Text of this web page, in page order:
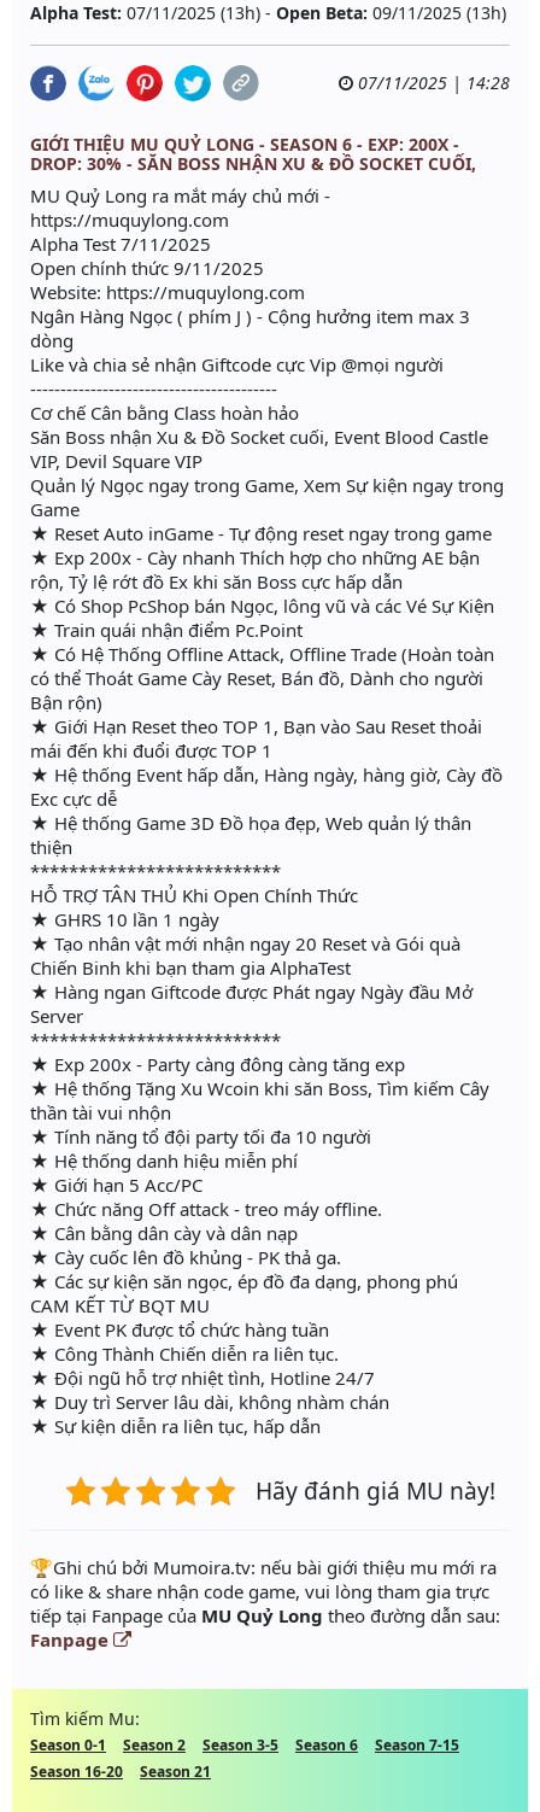
Alpha Test: 07/11/2025 (13h) - Open Beta: 09/11/2025 (13h)
07/11/2025 | 14:28
GIỚI THIỆU MU QUỶ LONG - SEASON 6 - EXP: 200X -
DROP: 30% - SĂN BOSS NHẬN XU & ĐỒ SOCKET CUỐI,
MU Quỷ Long ra mắt máy chủ mới -
https://muquylong.com
Alpha Test 7/11/2025
Open chính thức 9/11/2025
Website: https://muquylong.com
Ngân Hàng Ngọc ( phím J ) - Cộng hưởng item max 3
dòng
Like và chia sẻ nhận Giftcode cực Vip @mọi người
-----------------------------------------
Cơ chế Cân bằng Class hoàn hảo
Săn Boss nhận Xu & Đồ Socket cuối, Event Blood Castle
VIP, Devil Square VIP
Quản lý Ngọc ngay trong Game, Xem Sự kiện ngay trong
Game
★ Reset Auto inGame - Tự động reset ngay trong game
★ Exp 200x - Cày nhanh Thích hợp cho những AE bận
rộn, Tỷ lệ rớt đồ Ex khi săn Boss cực hấp dẫn
★ Có Shop PcShop bán Ngọc, lông vũ và các Vé Sự Kiện
★ Train quái nhận điểm Pc.Point
★ Có Hệ Thống Offline Attack, Offline Trade (Hoàn toàn
có thể Thoát Game Cày Reset, Bán đồ, Dành cho người
Bận rộn)
★ Giới Hạn Reset theo TOP 1, Bạn vào Sau Reset thoải
mái đến khi đuổi được TOP 1
★ Hệ thống Event hấp dẫn, Hàng ngày, hàng giờ, Cày đồ
Exc cực dễ
★ Hệ thống Game 3D Đồ họa đẹp, Web quản lý thân
thiện
**************************
HỖ TRỢ TÂN THỦ Khi Open Chính Thức
★ GHRS 10 lần 1 ngày
★ Tạo nhân vật mới nhận ngay 20 Reset và Gói quà
Chiến Binh khi bạn tham gia AlphaTest
★ Hàng ngan Giftcode được Phát ngay Ngày đầu Mở
Server
**************************
★ Exp 200x - Party càng đông càng tăng exp
★ Hệ thống Tặng Xu Wcoin khi săn Boss, Tìm kiếm Cây
thần tài vui nhộn
★ Tính năng tổ đội party tối đa 10 người
★ Hệ thống danh hiệu miễn phí
★ Giới hạn 5 Acc/PC
★ Chức năng Off attack - treo máy offline.
★ Cân bằng dân cày và dân nạp
★ Cày cuốc lên đồ khủng - PK thả ga.
★ Các sự kiện săn ngọc, ép đồ đa dạng, phong phú
CAM KẾT TỪ BQT MU
★ Event PK được tổ chức hàng tuần
★ Công Thành Chiến diễn ra liên tục.
★ Đội ngũ hỗ trợ nhiệt tình, Hotline 24/7
★ Duy trì Server lâu dài, không nhàm chán
★ Sự kiện diễn ra liên tục, hấp dẫn
Hãy đánh giá MU này!
️🏆Ghi chú bởi Mumoira.tv: nếu bài giới thiệu mu mới ra
có like & share nhận code game, vui lòng tham gia trực
tiếp tại Fanpage của MU Quỷ Long theo đường dẫn sau:
Fanpage
Tìm kiếm Mu:
Season 0-1 Season 2 Season 3-5 Season 6
Season 7-15
Season 16-20
Season 21